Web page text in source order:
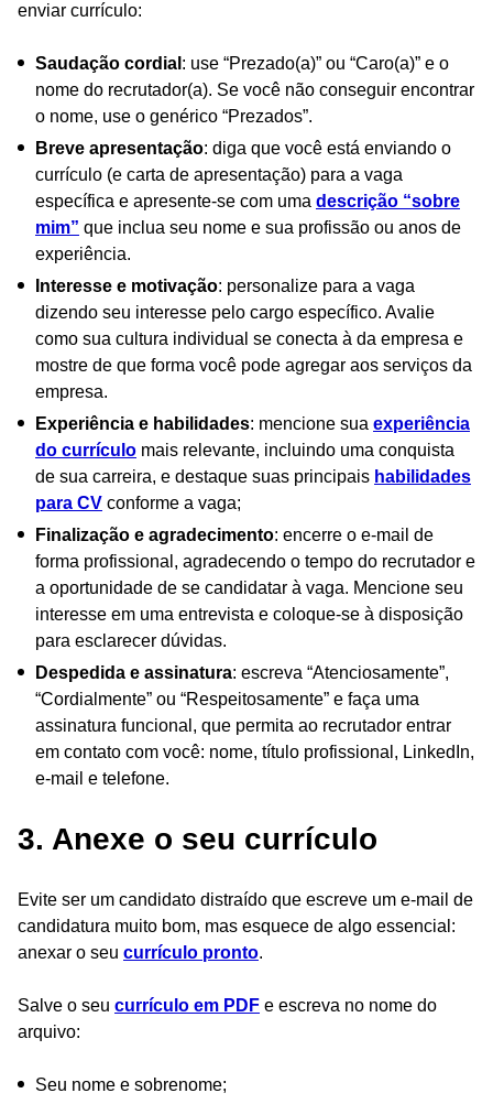
enviar currículo:
Saudação cordial : use “Prezado(a)” ou “Caro(a)” e o
nome do recrutador(a). Se você não conseguir encontrar
o nome, use o genérico “Prezados”.
Breve apresentação: diga que você está enviando o
currículo (e carta de apresentação) para a vaga
específica e apresente-se com uma descrição “sobre
mim” que inclua seu nome e sua profissão ou anos de
experiência.
Interesse e motivação: personalize para a vaga
dizendo seu interesse pelo cargo específico. Avalie
como sua cultura individual se conecta à da empresa e
mostre de que forma você pode agregar aos serviços da
empresa.
Experiência e habilidades: mencione sua experiência
do currículo mais relevante, incluindo uma conquista
de sua carreira, e destaque suas principais habilidades
para CV conforme a vaga;
Finalização e agradecimento: encerre o e-mail de
forma profissional, agradecendo o tempo do recrutador e
a oportunidade de se candidatar à vaga. Mencione seu
interesse em uma entrevista e coloque-se à disposição
para esclarecer dúvidas.
Despedida e assinatura: escreva “Atenciosamente”,
“Cordialmente” ou “Respeitosamente” e faça uma
assinatura funcional, que permita ao recrutador entrar
em contato com você: nome, título profissional, LinkedIn,
e-mail e telefone.
3. Anexe o seu currículo
Evite ser um candidato distraído que escreve um e-mail de
candidatura muito bom, mas esquece de algo essencial:
anexar o seu currículo pronto.
Salve o seu currículo em PDF e escreva no nome do
arquivo:
Seu nome e sobrenome;